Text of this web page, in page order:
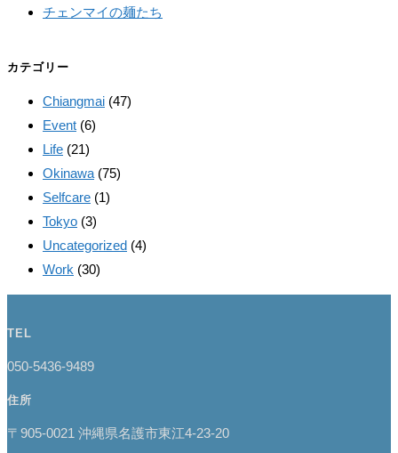
チェンマイの麺たち
カテゴリー
Chiangmai (47)
Event (6)
Life (21)
Okinawa (75)
Selfcare (1)
Tokyo (3)
Uncategorized (4)
Work (30)
TEL
050-5436-9489
住所
〒905-0021 沖縄県名護市東江4-23-20